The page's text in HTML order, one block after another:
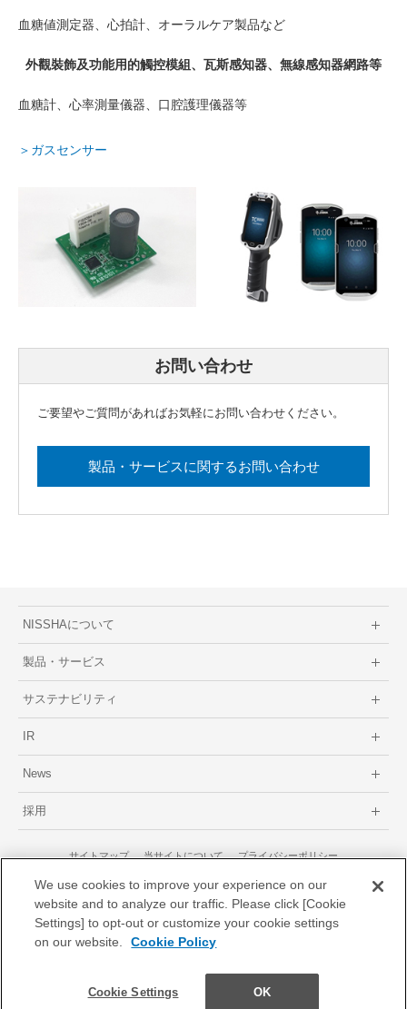
血糖値測定器、心拍計、オーラルケア製品など
外觀裝飾及功能用的觸控模組、瓦斯感知器、無線感知器網路等
血糖計、心率測量儀器、口腔護理儀器等
＞ガスセンサー
お問い合わせ
ご要望やご質問があればお気軽にお問い合わせください。
製品・サービスに関するお問い合わせ
NISSHAについて
製品・サービス
サステナビリティ
IR
News
採用
サイトマップ 当サイトについて プライバシーポリシー
GDPRに関するプライバシーポリシー
We use cookies to improve your experience on our
website and to analyze our traffic. Please click [Cookie
Settings] to opt-out or customize your cookie settings
on our website.
Cookie Policy
Cookie Settings OK